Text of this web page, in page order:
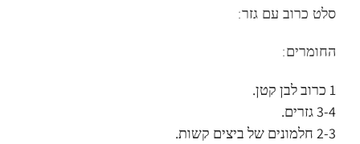
סלט כרוב עם גזר:
החומרים:
1 כרוב לבן קטן.
3-4 גזרים.
2-3 חלמונים של ביצים קשות.